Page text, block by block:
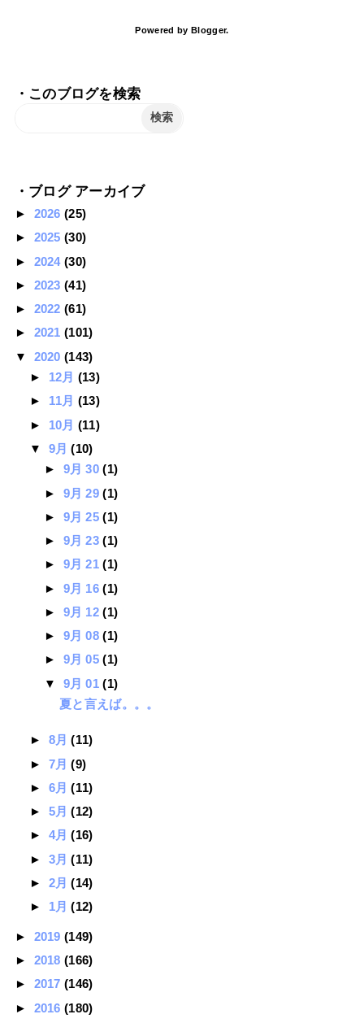
Powered by Blogger.
・このブログを検索
・ブログ アーカイブ
► 2026(25)
► 2025(30)
► 2024(30)
► 2023(41)
► 2022(61)
► 2021(101)
▼ 2020(143)
► 12月 (13)
► 11月 (13)
► 10月 (11)
▼ 9月(10)
► 9月 30(1)
► 9月 29(1)
► 9月 25(1)
► 9月 23(1)
► 9月 21(1)
► 9月 16(1)
► 9月 12(1)
► 9月 08(1)
► 9月 05(1)
▼ 9月 01(1)
夏と言えば。。。
► 8月(11)
► 7月(9)
► 6月(11)
► 5月(12)
► 4月(16)
► 3月(11)
► 2月(14)
► 1月(12)
► 2019(149)
► 2018(166)
► 2017(146)
► 2016(180)